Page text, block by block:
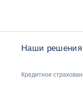
Наши решения
Кредитное